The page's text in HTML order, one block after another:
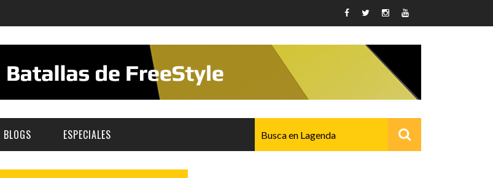
BLOGS ESPECIALES